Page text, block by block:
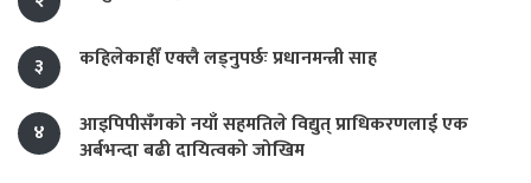
३ कहिलेकाहीँ एक्लै लड्नुपर्छः प्रधानमन्त्री साह
४
आइपिपीसँगको नयाँ सहमतिले विद्युत् प्राधिकरणलाई एक
अर्बभन्दा बढी दायित्वको जोखिम